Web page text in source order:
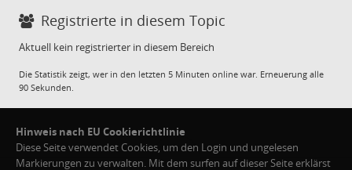
Registrierte in diesem Topic
Aktuell kein registrierter in diesem Bereich
Die Statistik zeigt, wer in den letzten 5 Minuten online war. Erneuerung alle
90 Sekunden.
Hinweis nach EU Cookierichtlinie
Diese Seite verwendet Cookies, um den Login und ungelesen
Markierungen zu verwalten. Mit dem surfen auf dieser Seite erklärst